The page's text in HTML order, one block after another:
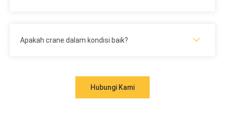
Apakah crane dalam kondisi baik?
Hubungi Kami